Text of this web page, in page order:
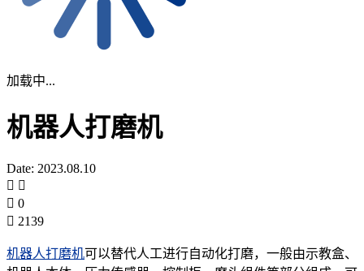
加载中...
机器人打磨机
Date: 2023.08.10
0
2139
机器人打磨机可以替代人工进行自动化打磨，一般由示教盒、